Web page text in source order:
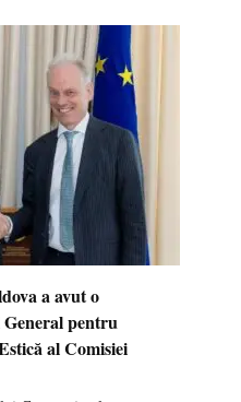
a avut o
pentru
al Comisiei